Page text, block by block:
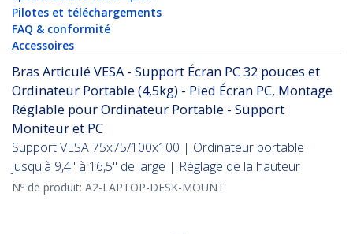
Pilotes et téléchargements
FAQ & conformité
Accessoires
Bras Articulé VESA - Support Écran PC 32 pouces et
Ordinateur Portable (4,5kg) - Pied Écran PC, Montage
Réglable pour Ordinateur Portable - Support
Moniteur et PC
Support VESA 75x75/100x100 | Ordinateur portable
jusqu'à 9,4" à 16,5" de large | Réglage de la hauteur
Nº de produit: A2-LAPTOP-DESK-MOUNT